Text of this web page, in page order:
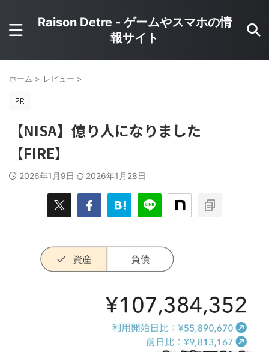
Raison Detre - ゲームやスマホの情
報サイト
ホーム > レビュー >
【NISA】億り人になりました
【FIRE】
2026年1月9日 2026年1月28日